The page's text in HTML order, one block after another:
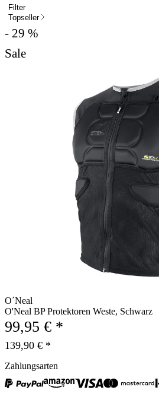
Filter
Topseller
- 29 %
Sale
O´Neal
O'Neal BP Protektoren Weste, Schwarz
99,95 € *
139,90 € *
Zahlungsarten